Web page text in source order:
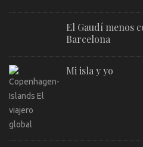
El Gaudí menos
Barcelona
Mi isla y yo